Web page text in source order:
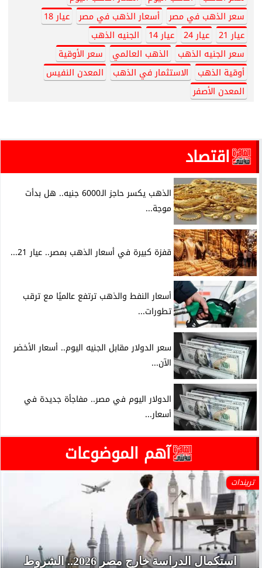
سعر الذهب في مصر
أسعار الذهب في مصر
عيار 18
عيار 21
عيار 24 عيار 14
الجنيه الذهب
سعر الجنيه الذهب
الذهب العالمي
سعر الأوقية
أوقية الذهب
الاستثمار في الذهب
المعدن النفيس
المعدن الأصفر
اقتصاد
الذهب يكسر حاجز الـ6000 جنيه.. هل بدأت
موجة...
قفزة كبيرة في أسعار الذهب بمصر.. عيار 21...
أسعار النفط والذهب ترتفع عالميًا مع ترقب
تطورات...
سعر الدولار مقابل الجنيه اليوم.. أسعار الأخضر
الآن...
الدولار اليوم في مصر.. مفاجأة جديدة في
أسعار...
آهم الموضوعات
تريندات
استكمال الدراسة خارج مصر 2026.. الشروط